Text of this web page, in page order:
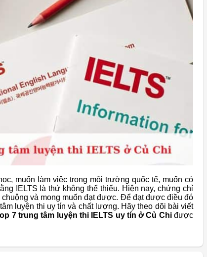
muốn làm việc trong môi trường quốc tế, muốn có
IELTS là thứ không thể thiếu. Hiện nay, chứng chỉ
và mong muốn đạt được. Để đạt được điều đó
luyện thi uy tín và chất lượng. Hãy theo dõi bài viết
7 trung tâm luyện thi IELTS uy tín ở Củ Chiđược